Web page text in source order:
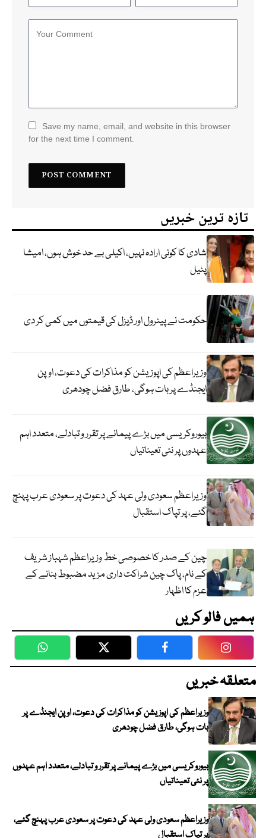
Save my name, email, and website in this browser
for the next time I comment.
تازہ ترین خبریں
شادی کا کوئی ارادہ نہیں، اکیلی بے حد خوش ہوں، امیشا
پٹیل
حکومت نے پیٹرول اور ڈیزل کی قیمتوں میں کمی کر دی
وزیراعظم کی اپوزیشن کو مذاکرات کی دعوت، اوپن
ایجنڈے پر بات ہوگی، طارق فضل چودھری
بیوروکریسی میں بڑے پیمانے پر تقرر و تبادلے، متعدد اہم
عہدوں پر نئی تعیناتیاں
وزیراعظم سعودی ولی عہد کی دعوت پر سعودی عرب پہنچ
گئے، پر تپاک استقبال
چین کے صدر کا خصوصی خط وزیراعظم شہباز شریف
کے نام، پاک چین شراکت داری مزید مضبوط بنانے کے
عزم کا اظہار
ہمیں فالو کریں
WhatsApp Twitter Facebook
متعلقہ خبریں
وزیراعظم کی اپوزیشن کو مذاکرات کی دعوت، اوپن ایجنڈے پر
بات ہوگی، طارق فضل چودھری
بیوروکریسی میں بڑے پیمانے پر تقرر و تبادلے، متعدد اہم عہدوں
پر نئی تعیناتیاں
وزیراعظم سعودی ولی عہد کی دعوت پر سعودی عرب پہنچ گئے،
پر تپاک استقبال